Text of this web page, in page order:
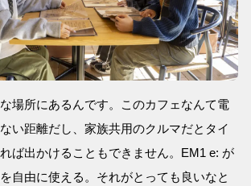
な場所にあるんです。このカフェなんて電
い距離だし、家族共用のクルマだとタイ
ば出かけることもできません。EM1 e: が
自由に使える。それがとっても良いなと